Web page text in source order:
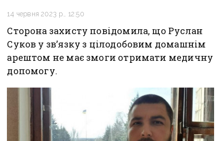
14 червня 2023 р., 12:50
Сторона захисту повідомила, що Руслан
Суков у зв’язку з цілодобовим домашнім
арештом не має змоги отримати медичну
допомогу.